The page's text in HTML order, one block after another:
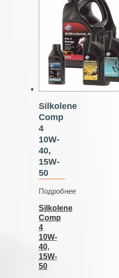
Silkolene
Comp
4
10W-
40,
15W-
50
Подробнее
Silkolene
Comp
4
10W-
40,
15W-
50